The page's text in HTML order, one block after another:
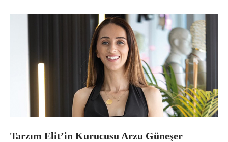
Tarzım Elit’in Kurucusu Arzu Güneşer